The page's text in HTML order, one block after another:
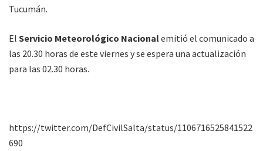
Tucumán.
El Servicio Meteorológico Nacionalemitió el comunicado a
las 20.30 horas de este viernes y se espera una actualización
para las 02.30 horas.
https://twitter.com/DefCivilSalta/status/1106716525841522
690